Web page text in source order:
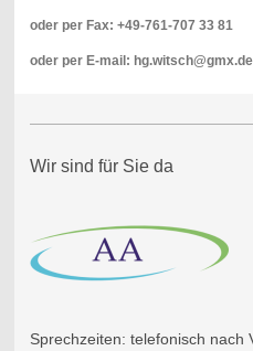
oder per Fax: +49-761-707 33 81
oder per E-mail: hg.witsch@gmx.de
Wir sind für Sie da
Sprechzeiten: telefonisch nach